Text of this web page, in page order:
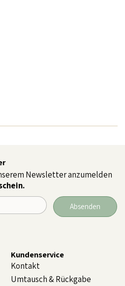
Kundenservice
Kontakt
Umtausch & Rückgabe
Newsletter anzumelden
Absenden